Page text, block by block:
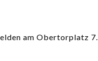
am Obertorplatz 7.